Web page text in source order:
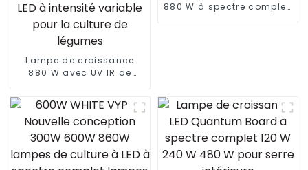
Lampe de croissance
880 W avec UV IR de
480 W 660 W 700 450 W
lampe de croissance à
LED à intensité variable
pour la culture de
légumes
880 W à spectre complet,